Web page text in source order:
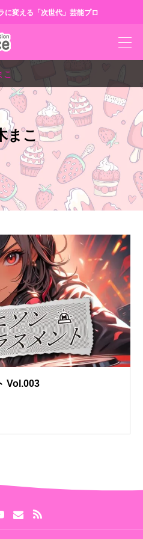
に変える「次世代」芸能プロ
こ
まこ
Vol.003